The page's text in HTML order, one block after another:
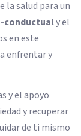
la salud para un
conductualy el
en este
enfrentar y
y el apoyo
y recuperar
de ti mismo